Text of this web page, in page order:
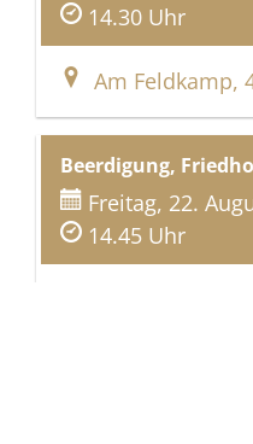
14.30 Uhr
Am Feldkamp,
Beerdigung,
Freitag, 22.
14.45 Uhr